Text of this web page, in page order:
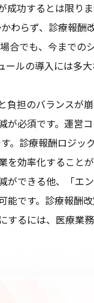
成功するとは限り
わらず、診療報酬
合でも、今までの
ールの導入には多
負担のバランスが
が必須です。運営
。診療報酬ロジッ
を効率化すること
ができる他、「エ
能です。診療報酬
するには、医療業